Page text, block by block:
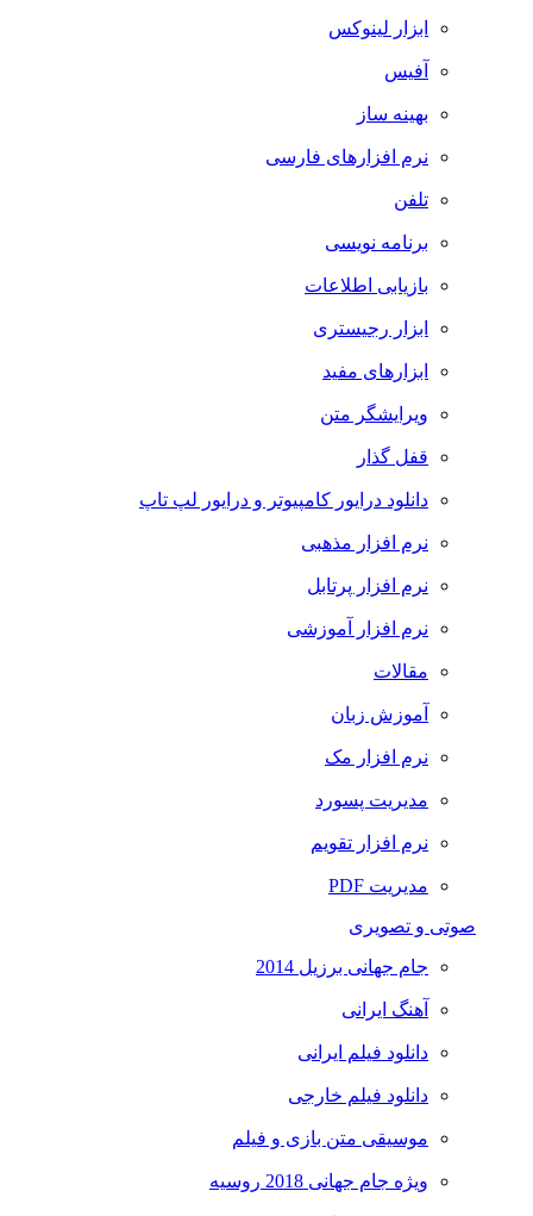
ابزار لینوکس
آفیس
بهینه ساز
نرم افزارهای فارسی
تلفن
برنامه نویسی
بازیابی اطلاعات
ابزار رجیستری
ابزارهای مفید
ویرایشگر متن
قفل گذار
دانلود درایور کامپیوتر و درایور لپ تاپ
نرم افزار مذهبی
نرم افزار پرتابل
نرم افزار آموزشی
مقالات
آموزش زبان
نرم افزار مک
مدیریت پسورد
نرم افزار تقویم
مدیریت PDF
صوتی و تصویری
جام جهانی برزیل 2014
آهنگ ایرانی
دانلود فیلم ایرانی
دانلود فیلم خارجی
موسیقی متن بازی و فیلم
ویژه جام جهانی 2018 روسیه